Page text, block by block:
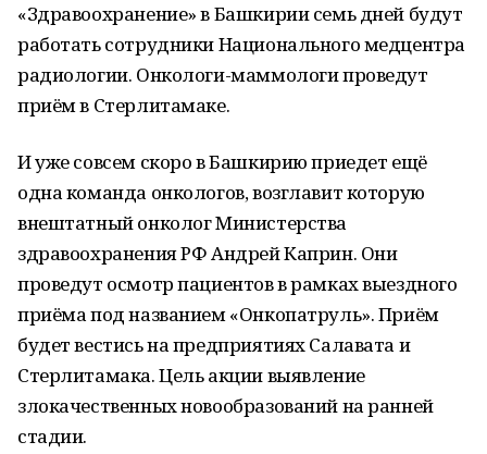
«Здравоохранение» в Башкирии семь дней будут
работать сотрудники Национального медцентра
радиологии. Онкологи-маммологи проведут
приём в Стерлитамаке.
И уже совсем скоро в Башкирию приедет ещё
одна команда онкологов, возглавит которую
внештатный онколог Министерства
здравоохранения РФ Андрей Каприн. Они
проведут осмотр пациентов в рамках выездного
приёма под названием «Онкопатруль». Приём
будет вестись на предприятиях Салавата и
Стерлитамака. Цель акции выявление
злокачественных новообразований на ранней
стадии.